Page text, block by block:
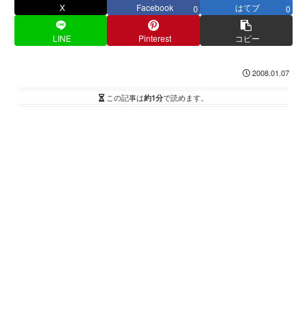
X Facebook 0 はてブ 0
LINE Pinterest コピー
2008.01.07
この記事は約1分で読めます。